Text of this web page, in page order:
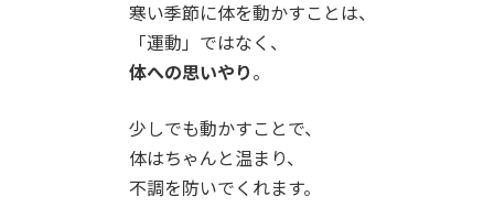
寒い季節に体を動かすことは、
「運動」ではなく、
体への思いやり 。
少しでも動かすことで、
体はちゃんと温まり、
不調を防いでくれます。